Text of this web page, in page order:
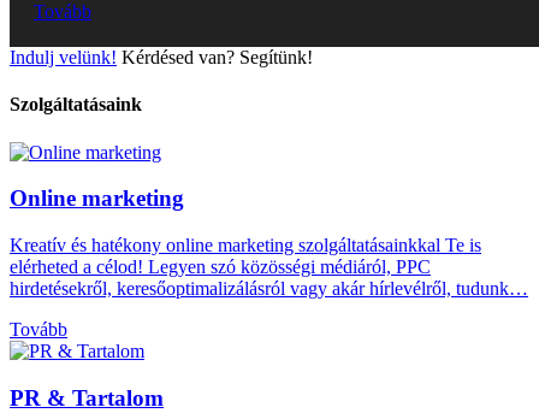
Tovább
Indulj velünk! Kérdésed van? Segítünk!
Szolgáltatásaink
Online marketing
Kreatív és hatékony online marketing szolgáltatásainkkal Te is
elérheted a célod! Legyen szó közösségi médiáról, PPC
hirdetésekről, keresőoptimalizálásról vagy akár hírlevélről, tudunk…
Tovább
PR & Tartalom